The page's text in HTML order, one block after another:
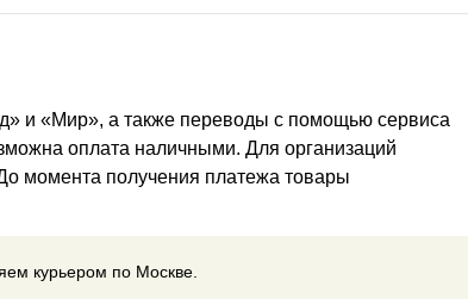
и «Мир», а также переводы с помощью сервиса
оплата наличными. Для организаций
момента получения платежа товары
курьером по Москве.